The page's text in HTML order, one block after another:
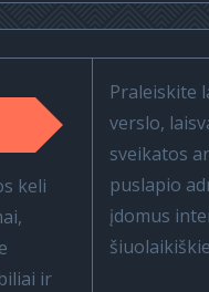
keli
ir
Praleiskite
verslo,
sveikatos
puslapio
įdomus